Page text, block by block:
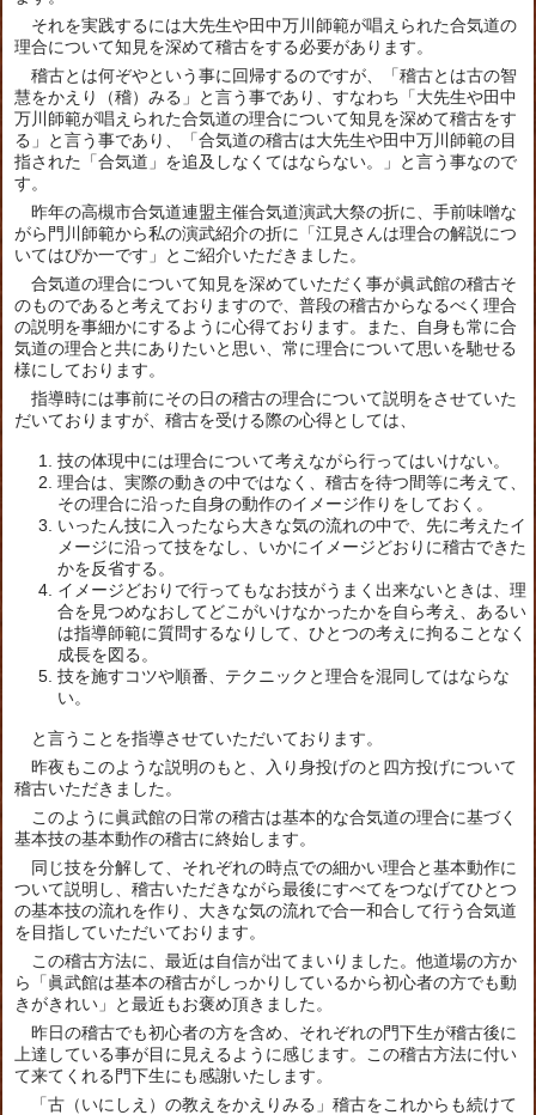
それを実践するには大先生や田中万川師範が唱えられた合気道の
理合について知見を深めて稽古をする必要があります。
稽古とは何ぞやという事に回帰するのですが、「稽古とは古の智
慧をかえり（稽）みる」と言う事であり、すなわち「大先生や田中
万川師範が唱えられた合気道の理合について知見を深めて稽古をす
る」と言う事であり、「合気道の稽古は大先生や田中万川師範の目
指された「合気道」を追及しなくてはならない。」と言う事なので
す。
昨年の高槻市合気道連盟主催合気道演武大祭の折に、手前味噌な
がら門川師範から私の演武紹介の折に「江見さんは理合の解説につ
いてはぴか一です」とご紹介いただきました。
合気道の理合について知見を深めていただく事が眞武館の稽古そ
のものであると考えておりますので、普段の稽古からなるべく理合
の説明を事細かにするように心得ております。また、自身も常に合
気道の理合と共にありたいと思い、常に理合について思いを馳せる
様にしております。
指導時には事前にその日の稽古の理合について説明をさせていた
だいておりますが、稽古を受ける際の心得としては、
技の体現中には理合について考えながら行ってはいけない。
理合は、実際の動きの中ではなく、稽古を待つ間等に考えて、
その理合に沿った自身の動作のイメージ作りをしておく。
いったん技に入ったなら大きな気の流れの中で、先に考えたイ
メージに沿って技をなし、いかにイメージどおりに稽古できた
かを反省する。
イメージどおりで行ってもなお技がうまく出来ないときは、理
合を見つめなおしてどこがいけなかったかを自ら考え、あるい
は指導師範に質問するなりして、ひとつの考えに拘ることなく
成長を図る。
技を施すコツや順番、テクニックと理合を混同してはならな
い。
と言うことを指導させていただいております。
昨夜もこのような説明のもと、入り身投げのと四方投げについて
稽古いただきました。
このように眞武館の日常の稽古は基本的な合気道の理合に基づく
基本技の基本動作の稽古に終始します。
同じ技を分解して、それぞれの時点での細かい理合と基本動作に
ついて説明し、稽古いただきながら最後にすべてをつなげてひとつ
の基本技の流れを作り、大きな気の流れで合一和合して行う合気道
を目指していただいております。
この稽古方法に、最近は自信が出てまいりました。他道場の方か
ら「眞武館は基本の稽古がしっかりしているから初心者の方でも動
きがきれい」と最近もお褒め頂きました。
昨日の稽古でも初心者の方を含め、それぞれの門下生が稽古後に
上達している事が目に見えるように感じます。この稽古方法に付い
て来てくれる門下生にも感謝いたします。
「古（いにしえ）の教えをかえりみる」稽古をこれからも続けて